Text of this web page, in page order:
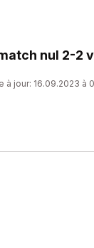
nul 2-2
à jour: 16.09.2023 à